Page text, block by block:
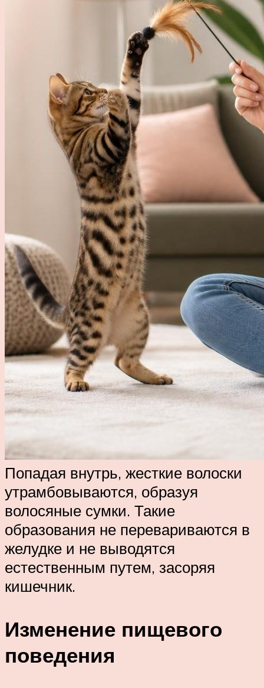
Попадая внутрь, жесткие волоски
утрамбовываются, образуя
волосяные сумки. Такие
образования не перевариваются в
желудке и не выводятся
естественным путем, засоряя
кишечник.
Изменение пищевого
поведения